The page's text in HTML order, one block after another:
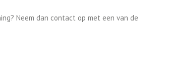
Neem dan contact op met een van de